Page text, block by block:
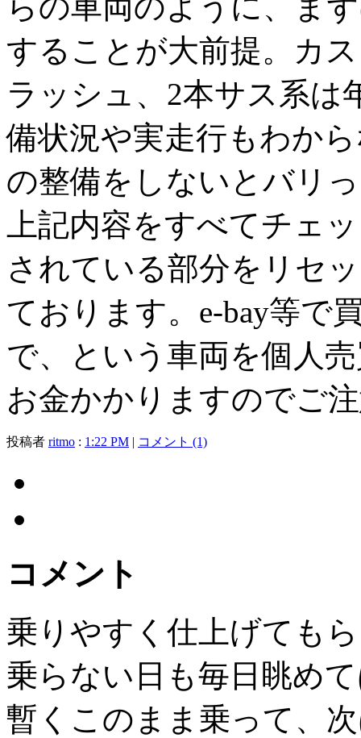
することが大前提。カ
ラッシュ、2本サス系は
備状況や実走行もわか
の整備をしないとバリ
上記内容をすべてチェ
されている部分をリセ
ております。e-bay等で
で、という車両を個人
お金かかりますのでご
投稿者 ritmo : 1:22 PM | コメント (1)
コメント
乗りやすく仕上げても
乗らない日も毎日眺め
暫くこのまま乗って、